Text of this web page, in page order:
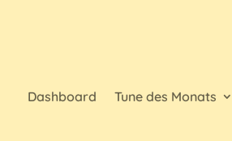
Dashboard Tune des Monats